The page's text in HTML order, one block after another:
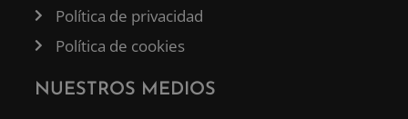
Política de privacidad
Política de cookies
NUESTROS MEDIOS